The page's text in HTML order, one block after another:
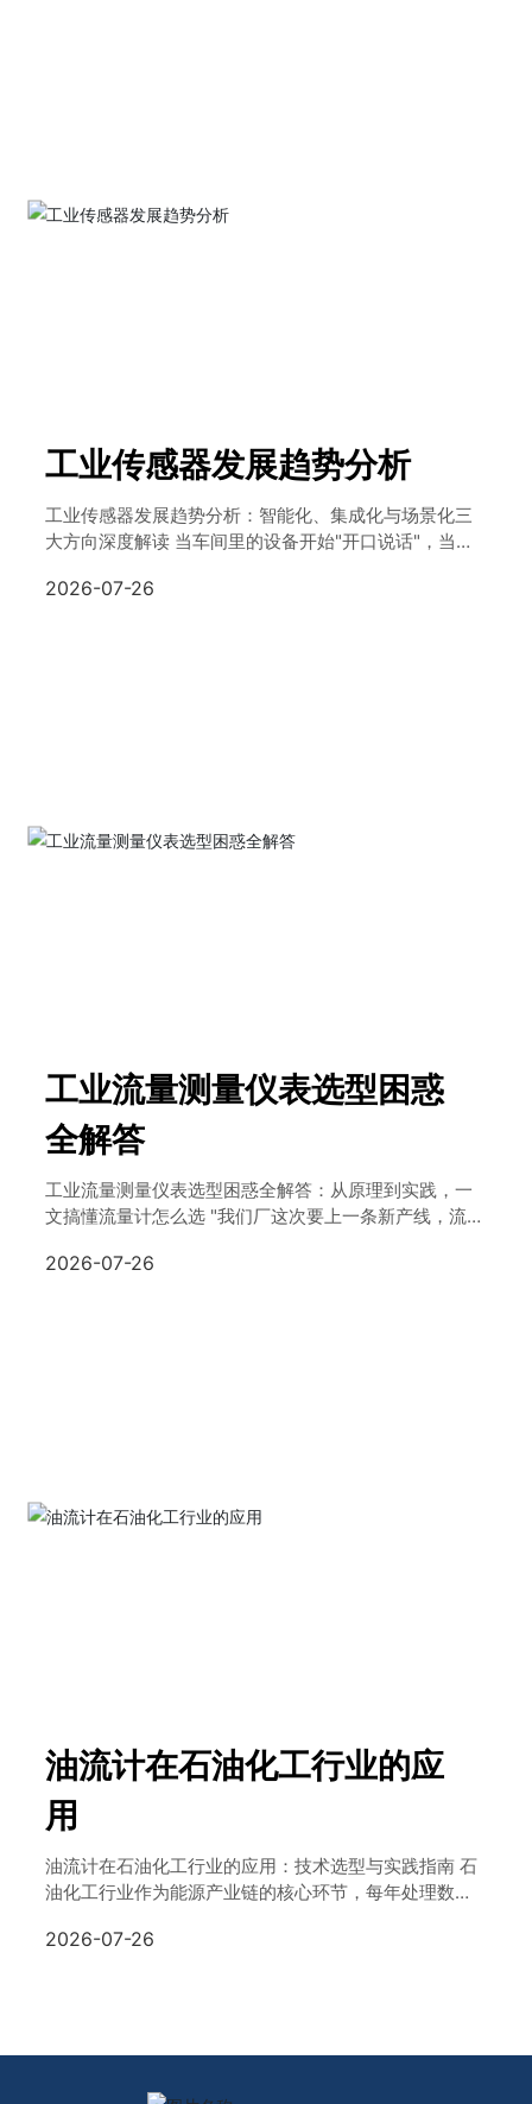
了解更多
工业传感器发展趋势分析
工业传感器发展趋势分析：智能化、集成化与场景化三
大方向深度解读 当车间里的设备开始"开口说话"，当整
景，而是工业4.0时代正在发生的现实。而让这一切成为
2026-07-26
了解更多
工业流量测量仪表选型困惑
全解答
工业流量测量仪表选型困惑全解答：从原理到实践，一
文搞懂流量计怎么选 "我们厂这次要上一条新产线，流量
介质，为什么隔壁车间用质量流量计，我们这边却用了
2026-07-26
了解更多
油流计在石油化工行业的应
用
油流计在石油化工行业的应用：技术选型与实践指南 石
油化工行业作为能源产业链的核心环节，每年处理数以
流程中，精确的流量测量是保障工艺稳定、控制生产成
2026-07-26